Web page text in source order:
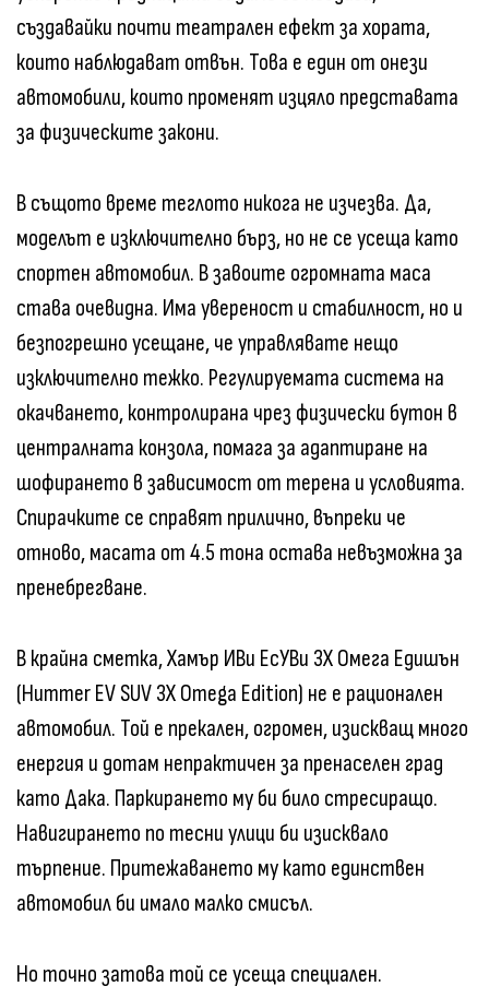
създавайки почти театрален ефект за хората,
които наблюдават отвън. Това е един от онези
автомобили, които променят изцяло представата
за физическите закони.
В същото време теглото никога не изчезва. Да,
моделът е изключително бърз, но не се усеща като
спортен автомобил. В завоите огромната маса
става очевидна. Има увереност и стабилност, но и
безпогрешно усещане, че управлявате нещо
изключително тежко. Регулируемата система на
окачването, контролирана чрез физически бутон в
централната конзола, помага за адаптиране на
шофирането в зависимост от терена и условията.
Спирачките се справят прилично, въпреки че
отново, масата от 4.5 тона остава невъзможна за
пренебрегване.
В крайна сметка, Хамър ИВи ЕсУВи 3Х Омега Едишън
(Hummer EV SUV 3X Omega Edition) не е рационален
автомобил. Той е прекален, огромен, изискващ много
енергия и дотам непрактичен за пренаселен град
като Дака. Паркирането му би било стресиращо.
Навигирането по тесни улици би изисквало
търпение. Притежаването му като единствен
автомобил би имало малко смисъл.
Но точно затова той се усеща специален.